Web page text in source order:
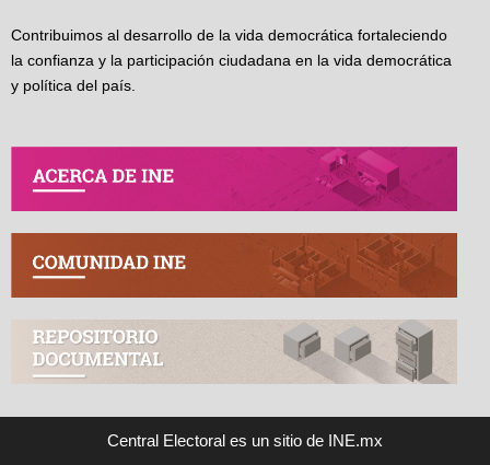
Contribuimos al desarrollo de la vida democrática fortaleciendo
la confianza y la participación ciudadana en la vida democrática
y política del país.
Central Electoral es un sitio de INE.mx